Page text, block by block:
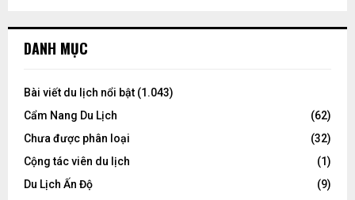
DANH MỤC
Bài viết du lịch nổi bật (1.043)
Cẩm Nang Du Lịch
(62)
Chưa được phân loại
(32)
Cộng tác viên du lịch
(1)
Du Lịch Ấn Độ
(9)